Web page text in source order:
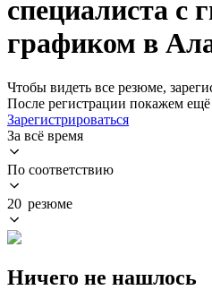
специалиста с
графиком в
Чтобы видеть все резюме,
После регистрации покажем
Зарегистрироваться
За всё время
По соответствию
20 резюме
Ничего не нашлось